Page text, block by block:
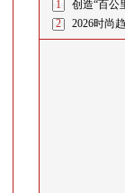
1
创造“百公
2
2026时尚